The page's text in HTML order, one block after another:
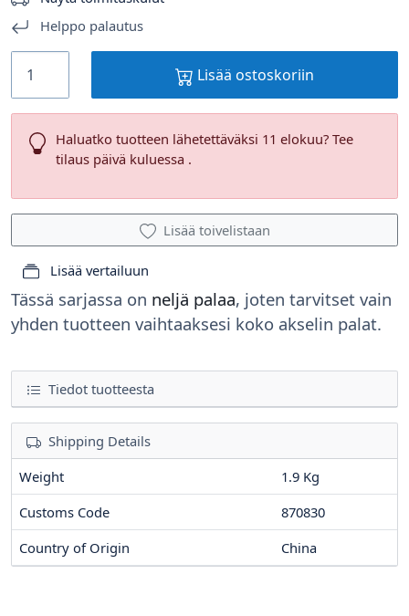
Tässä sarjassa on neljä palaa, joten tarvitset vain
yhden tuotteen vaihtaaksesi koko akselin palat.
Tiedot tuotteesta
Shipping Details
Weight
1.9 Kg
Customs Code
870830
Country of Origin
China
Helppo palautus
Lisää ostoskoriin
Haluatko tuotteen lähetettäväksi 11 elokuu? Tee
tilaus päivä kuluessa .
Lisää toivelistaan
Lisää vertailuun